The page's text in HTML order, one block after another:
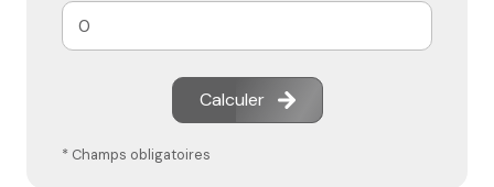
Calculer
* Champs obligatoires